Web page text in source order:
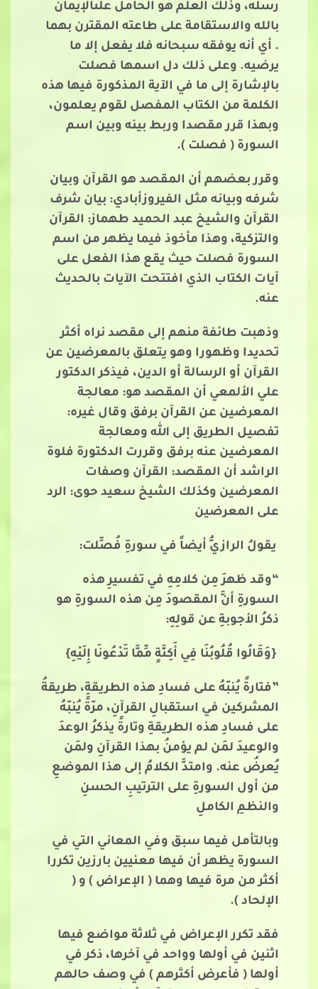
رسله، وذلك العلم هو الحامل علىالإيمان
بالله والاستقامة على طاعته المقترن بهما
. أي أنه يوفقه سبحانه فلا يفعل إلا ما
يرضيه. وعلى ذلك دل اسمها فصلت
بالإشارة إلى ما في الآية المذكورة فيها هذه
الكلمة من الكتاب المفصل لقوم يعلمون،
وبهذا قرر مقصدا وربط بينه وبين اسم
السورة ( فصلت ).
وقرر بعضهم أن المقصد هو القرآن وبيان
شرفه وبيانه مثل الفيروزأبادي: بيان شرف
القرآن والشيخ عبد الحميد طهماز: القرآن
والتزكية، وهذا مأخوذ فيما يظهر من اسم
السورة فصلت حيث يقع هذا الفعل على
آيات الكتاب الذي افتتحت الآيات بالحديث
عنه.
وذهبت طائفة منهم إلى مقصد نراه أكثر
تحديدا وظهورا وهو يتعلق بالمعرضين عن
القرآن أو الرسالة أو الدين، فيذكر الدكتور
علي الألمعي أن المقصد هو: معالجة
المعرضين عن القرآن برفق وقال غيره:
تفصيل الطريق إلى الله ومعالجة
المعرضين عنه برفق وقررت الدكتورة فلوة
الراشد أن المقصد: القرآن وصفات
المعرضين وكذلك الشيخ سعيد حوى: الرد
على المعرضين
يقولُ الرازيُّ أيضاً في سورةِ فُصِّلت:
“وقد ظهرَ مِن كلامِهِ في تفسيرِ هذه
السورةِ أنَّ المقصودَ مِن هذه السورةِ هو
ذكرُ الأجوبةِ عن قولِهِ:
{وَقَالُوا قُلُوبُنَا فِي أَكِنَّةٍ مِّمَّا تَدْعُونَا إِلَيْهِ}
”فتارةً يُنبّهُ على فسادِ هذه الطريقةِ، طريقةُ
المشركين في استقبالِ القرآنِ، مرّةً يُنبّهُ
على فسادِ هذه الطريقةِ وتارةً يذكرُ الوعدَ
والوعيدَ لمَن لم يؤمنُ بهذا القرآنِ ولمَن
يُعرضُ عنه. وامتدَّ الكلامُ إلى هذا الموضعِ
من أول السورةِ على الترتيبِ الحسنِ
والنظمِ الكاملِ
وبالتأمل فيما سبق وفي المعاني التي في
السورة يظهر أن فيها معنيين بارزين تكررا
أكثر من مرة فيها وهما ( الإعراض ) و (
الإلحاد ).
فقد تكرر الإعراض في ثلاثة مواضع فيها
اثنين في أولها وواحد في آخرها، ذكر في
أولها ( فأعرض أكثرهم ) في وصف حالهم